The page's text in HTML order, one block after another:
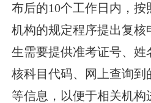
布后的10个工作日内，
机构的规定程序提出复
生需要提供准考证号、姓
核科目代码、网上查询
等信息，以便于相关机构